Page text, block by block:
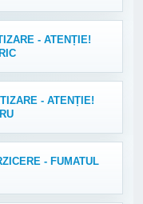
- ATENȚIE!
- ATENȚIE!
- FUMATUL